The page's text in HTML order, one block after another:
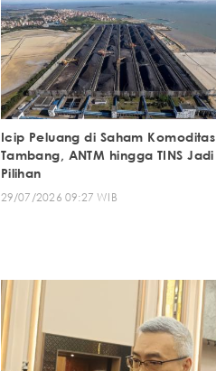
Icip Peluang di Saham Komoditas
Tambang, ANTM hingga TINS Jadi
Pilihan
29/07/2026 09:27 WIB